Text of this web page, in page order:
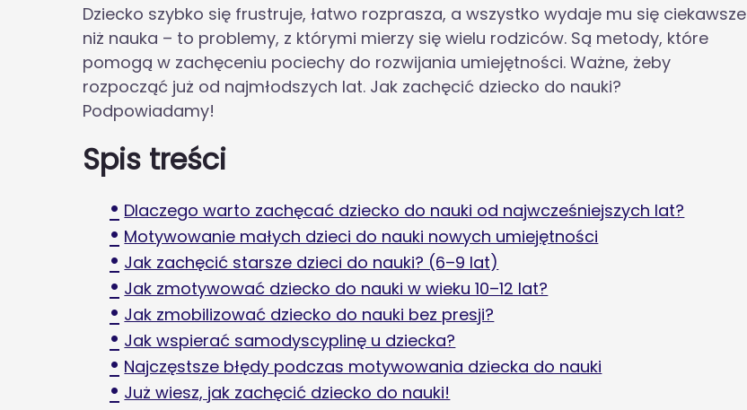
Dziecko szybko się frustruje, łatwo rozprasza, a wszystko wydaje mu się ciekawsze
niż nauka – to problemy, z którymi mierzy się wielu rodziców. Są metody, które
pomogą w zachęceniu pociechy do rozwijania umiejętności. Ważne, żeby
rozpocząć już od najmłodszych lat. Jak zachęcić dziecko do nauki?
Podpowiadamy!
Spis treści
Dlaczego warto zachęcać dziecko do nauki od najwcześniejszych lat?
Motywowanie małych dzieci do nauki nowych umiejętności
Jak zachęcić starsze dzieci do nauki? (6–9 lat)
Jak zmotywować dziecko do nauki w wieku 10–12 lat?
Jak zmobilizować dziecko do nauki bez presji?
Jak wspierać samodyscyplinę u dziecka?
Najczęstsze błędy podczas motywowania dziecka do nauki
Już wiesz, jak zachęcić dziecko do nauki!